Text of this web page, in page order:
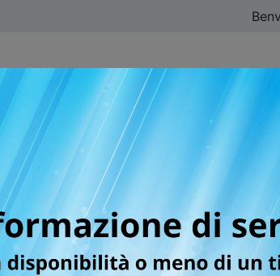
SFOGLIA ONLINE DIGISTAR
manga
arriva in Italia il 10 marzo